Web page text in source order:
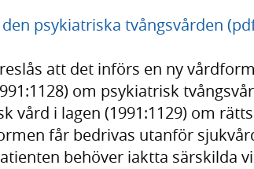
psykiatriska tvångsvården
att det införs en ny
om psykiatrisk
vård i lagen (1991:1129) om
får bedrivas utanför
behöver iaktta särskilda